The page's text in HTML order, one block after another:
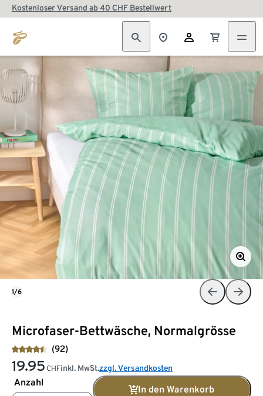
Kostenloser Versand ab 40 CHF Bestellwert
Microfaser-Bettwäsche, Normalgrösse
(92)
19.95 CHFinkl. MwSt.zzgl. Versandkosten
Anzahl
In den Warenkorb
1/6